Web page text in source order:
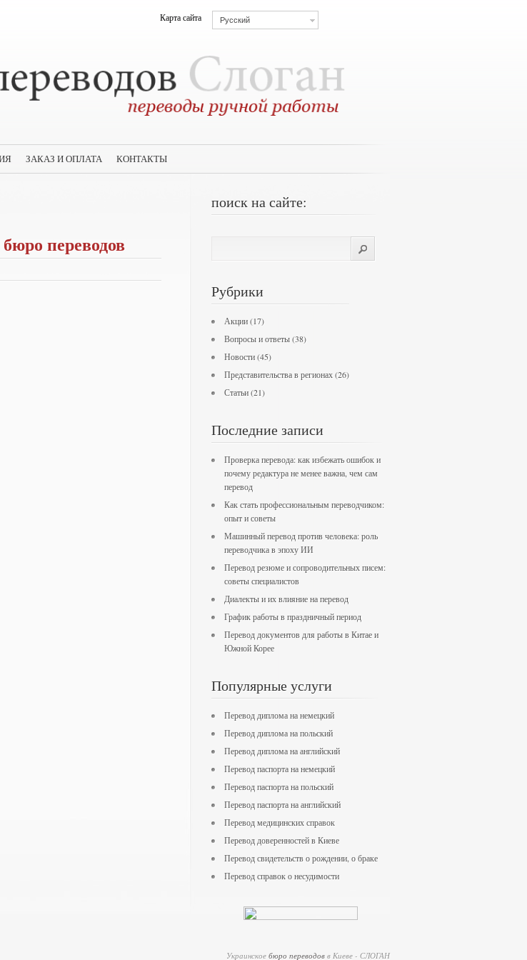
Русский
Карта сайта
ЗАКАЗ И ОПЛАТА КОНТАКТЫ
переводов
поиск на сайте:
Рубрики
Акции(17)
Вопросы и ответы(38)
Новости(45)
Представительства в регионах(26)
Статьи(21)
Последние записи
Проверка перевода: как избежать ошибок и
почему редактура не менее важна, чем сам
перевод
Как стать профессиональным переводчиком:
опыт и советы
Машинный перевод против человека: роль
переводчика в эпоху ИИ
Перевод резюме и сопроводительных писем:
советы специалистов
Диалекты и их влияние на перевод
График работы в праздничный период
Перевод документов для работы в Китае и
Южной Корее
Популярные услуги
Перевод диплома на немецкий
Перевод диплома на польский
Перевод диплома на английский
Перевод паспорта на немецкий
Перевод паспорта на польский
Перевод паспорта на английский
Перевод медицинских справок
Перевод доверенностей в Киеве
Перевод свидетельств о рождении, о браке
Перевод справок о несудимости
Украинское бюро переводов в Киеве - СЛОГАН